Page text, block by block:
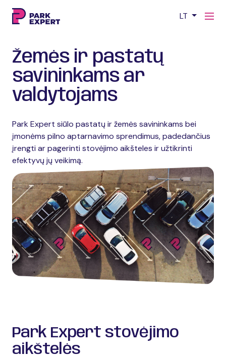
LT
Žemės ir pastatų
savininkams ar
valdytojams
Park Expert siūlo pastatų ir žemės savininkams bei
įmonėms pilno aptarnavimo sprendimus, padedančius
įrengti ar pagerinti stovėjimo aikšteles ir užtikrinti
efektyvų jų veikimą.
Park Expert stovėjimo
aikštelės